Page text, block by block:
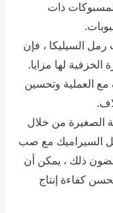
ذات
السيليكا ، فإن
لها مزايا.
العملية وتحسين
الصغيرة من خلال
مع صب
ذلك ، يمكن أن
كفاءة إنتاج